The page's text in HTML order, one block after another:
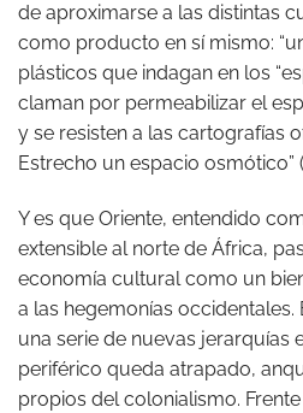
de aproximarse a las distintas
como producto en sí mismo:
plásticos que indagan en los
claman por permeabilizar el
y se resisten a las cartografías
Estrecho un espacio osmótico”
Y es que Oriente, entendido
extensible al norte de África,
economía cultural como un
a las hegemonías occidentales.
una serie de nuevas jerarquías
periférico queda atrapado,
propios del colonialismo.